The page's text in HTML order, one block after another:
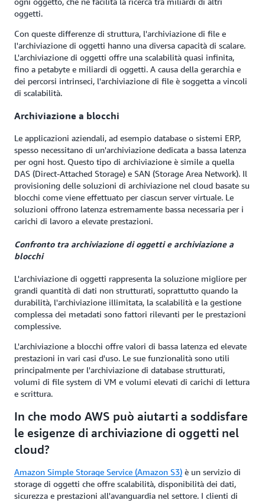
oggetti.
Con queste differenze di struttura, l'archiviazione di file e
l'archiviazione di oggetti hanno una diversa capacità di scalare.
L'archiviazione di oggetti offre una scalabilità quasi infinita,
fino a petabyte e miliardi di oggetti. A causa della gerarchia e
dei percorsi intrinseci, l'archiviazione di file è soggetta a vincoli
di scalabilità.
Archiviazione a blocchi
Le applicazioni aziendali, ad esempio database o sistemi ERP,
spesso necessitano di un'archiviazione dedicata a bassa latenza
per ogni host. Questo tipo di archiviazione è simile a quella
DAS (Direct-Attached Storage) e SAN (Storage Area Network). Il
provisioning delle soluzioni di archiviazione nel cloud basate su
blocchi come viene effettuato per ciascun server virtuale. Le
soluzioni offrono latenza estremamente bassa necessaria per i
carichi di lavoro a elevate prestazioni.
Confronto tra archiviazione di oggetti e archiviazione a
blocchi
L'archiviazione di oggetti rappresenta la soluzione migliore per
grandi quantità di dati non strutturati, soprattutto quando la
durabilità, l'archiviazione illimitata, la scalabilità e la gestione
complessa dei metadati sono fattori rilevanti per le prestazioni
complessive.
L'archiviazione a blocchi offre valori di bassa latenza ed elevate
prestazioni in vari casi d'uso. Le sue funzionalità sono utili
principalmente per l'archiviazione di database strutturati,
volumi di file system di VM e volumi elevati di carichi di lettura
e scrittura.
In che modo AWS può aiutarti a soddisfare
le esigenze di archiviazione di oggetti nel
cloud?
Amazon Simple Storage Service (Amazon S3) è un servizio di
storage di oggetti che offre scalabilità, disponibilità dei dati,
sicurezza e prestazioni all'avanguardia nel settore. I clienti di